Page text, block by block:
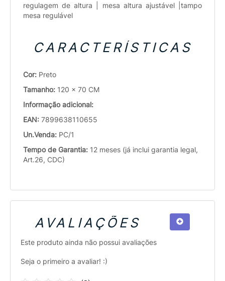
regulagem de altura | mesa altura ajustável |tampo
mesa regulável
CARACTERÍSTICAS
Cor: Preto
Tamanho: 120 x 70 CM
Informação adicional:
EAN: 7899638110655
Un.Venda: PC/1
Tempo de Garantia: 12 meses (já inclui garantia legal,
Art.26, CDC)
AVALIAÇÕES
Este produto ainda não possui avaliações
Seja o primeiro a avaliar! :)